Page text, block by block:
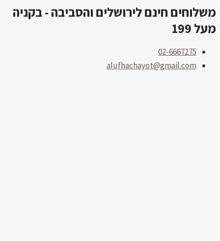
חינם לירושלים והסביבה - בקניה
199
02-6667275
alufhachayot@gmail.com